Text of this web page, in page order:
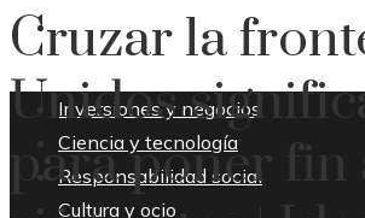
CULTURA Y OCIO
Inversiones y negocios
Ciencia y tecnología
Responsabilidad social
Cultura y ocio
Cruzar la
Unidos
para poner